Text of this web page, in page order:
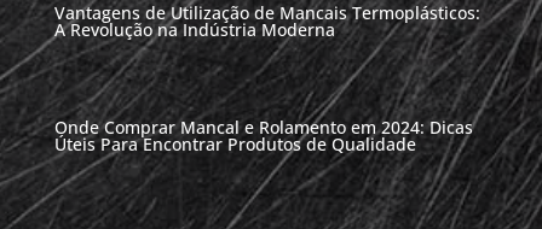
Vantagens de Utilização de Mancais Termoplásticos:
A Revolução na Indústria Moderna
Onde Comprar Mancal e Rolamento em 2024: Dicas
Úteis Para Encontrar Produtos de Qualidade